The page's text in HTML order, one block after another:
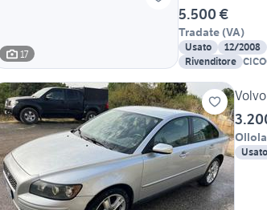
17
5.500 €
Tradate (VA)
Usato 12/2008
Rivenditore
Usato